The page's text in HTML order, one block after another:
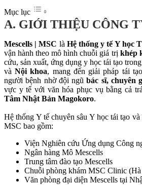
Mục lục
A. GIỚI THIỆU CÔNG
Mescells | MSC là Hệ thống y tế Y học
vận hành theo mô hình chuỗi giá trị khép
cứu, sản xuất, ứng dụng y học tái tạo
vàNội khoa, mang đến giải pháp tái
người bệnh nhờ đội ngũbác sĩ, chuyên
vực y tế với văn hóa phục vụ bằng cả
Tâm Nhật Bản Magokoro.
Hệ thống Y tế chuyên sâu Y học tái tạo
MSC bao gồm:
Viện Nghiên cứu Ứng dụng Công
Ngân hàng Mô Mescells
Trung tâm đào tạo Mescells
Chuỗi phòng khám MSC Clinic
Văn phòng đại diện Mescells tại